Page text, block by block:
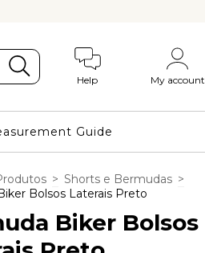
Help My account
Guide
> Shorts e Bermudas >
Bolsos Laterais Preto
Biker Bolsos